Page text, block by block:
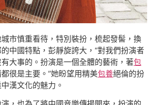
市慎重看待，特別裝扮，梳起發髻，換
的中國特點，彭靜旋誇大，“對我們扮演者
大事的。扮演是一個全體的藝術，著包
很是主要。”她盼望用精美包養絕倫的扮
漢文化的魅力。